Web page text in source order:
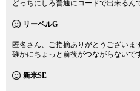
どっちにしろ普通にコードで出来るん
リーベルG
匿名さん、ご指摘ありがとうございま
確かにちょっと前後がつながらないで
新米SE